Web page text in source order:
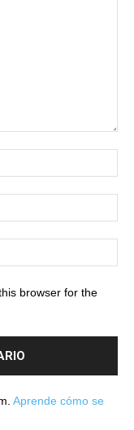
browser for the
Aprende cómo se